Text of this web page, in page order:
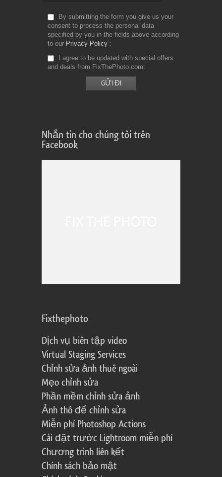
By submitting the form you give us your
consent to process the personal data
specified by you in the fields above according
to our Privacy Policy
I agree to be updated with special offers
and deals from FixThePhoto.com
Nhắn tin cho chúng tôi trên
Facebook
Fixthephoto
Dịch vụ biên tập video
Virtual Staging Services
Chỉnh sửa ảnh thuê ngoài
Mẹo chỉnh sửa
Phần mềm chỉnh sửa ảnh
Ảnh thô để chỉnh sửa
Miễn phí Photoshop Actions
Cài đặt trước Lightroom miễn phí
Chương trình liên kết
Chính sách bảo mật